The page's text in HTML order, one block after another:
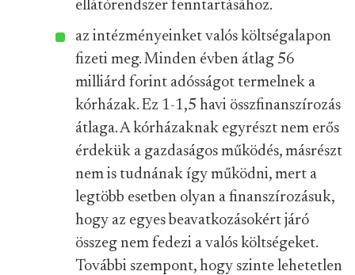
ellátórendszer fenntartásához.
az intézményeinket valós költségalapon
fizeti meg. Minden évben átlag 56
milliárd forint adósságot termelnek a
kórházak. Ez 1-1,5 havi összfinanszírozás
átlaga. A kórházaknak egyrészt nem erős
érdekük a gazdaságos működés, másrészt
nem is tudnának így működni, mert a
legtöbb esetben olyan a finanszírozásuk,
hogy az egyes beavatkozásokért járó
összeg nem fedezi a valós költségeket.
További szempont, hogy szinte lehetetlen